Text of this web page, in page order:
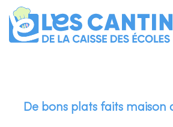
De bons plats faits maison